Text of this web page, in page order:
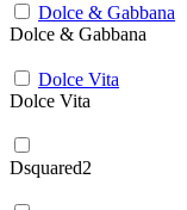
Dolce & Gabbana
Dolce & Gabbana
Dolce Vita
Dolce Vita
Dsquared2